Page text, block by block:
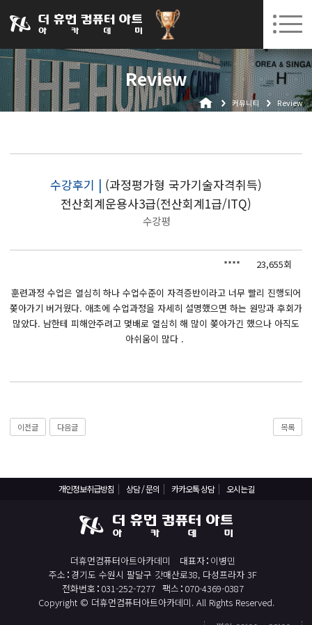
031-252-7277 수원캠퍼스 개강 08. 12.(수)
로그인 회원가입 고객센터
Review
커뮤니티 Review
수강후기 | (과정평가형 국가기술자격취득)
전산회계운용사3급(전산회계1급/ITQ)
수강평
**** 23,655회
훈련과정 수업은 열심히 하나 수업수준이 자격증반이라고 너무 빨리 진행되어
쫒아가기 버거웠다. 애초에 수업과정을 자세히 설명했으면 하는 원망과 후회가
많았다. 남한테 피해안주려고 몇배로 열심히 해 많이 쫒아가긴 했으나 아직도
아쉬움이 많다 .
이전글 다음글 목록
개인정보취급방침 상담 / 문의 카카오톡 상담 오시는길
더휴먼컴퓨터아트아카데미 대표자 이병민
주소 경기도 수원시 팔달구 갓매산로38, 다성프라자 3F
전화번호 031-252-7277 팩스 070-4369-0387
Copyright © 더휴먼컴퓨터아트아카데미. All Rights Reserved.
아카데미소개
인사말
오시는길
국비지원 무료교육
BIM 건축설계 및 실내건축설계(캐드(CAD),맥스(MAX),레빗(REVIT))실무자 양성과정
React, Veu 프레임워크 기반 프론트엔드 개발 양성 지원
반응형/웹퍼블리셔/프론트엔드 웹개발자(웹디자인)
자바(Java)기반 JSP/스프링 웹개발자(정보처리산업기사)(과정평가형)
전산세무회계 자격취득과정[전산회계1급/전산세무2급/FAT1급/TAT2급]
직업상담사 2급 (필기+실기) 자격증 취득과정
일러스트 자격증 취득과정(GTQi 1급)
전산회계 1급 / FAT 1급 자격증 취득과정
전산세무 2급 / TAT 2급 자격증 취득과정